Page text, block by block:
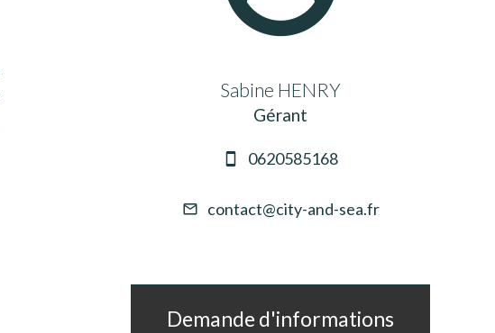
Sabine HENRY
Gérant
0620585168
contact@city-and-sea.fr
Demande d'informations